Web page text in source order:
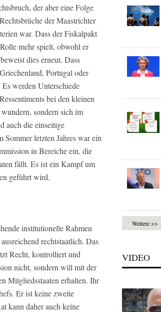
der aber eine Folge
der Maastrichter
war. Dass der Fiskalpakt
mehr spielt, obwohl er
dies erneut. Dass
Portugal oder
werden Unterschiede
bei den kleinen
sondern sich im
auch die einseitige
letzten Jahres war ein
in Bereiche ein, die
fällt. Es ist ein Kampf um
geführt wird.
institutionelle Rahmen
rechtstaatlich. Das
Recht, kontrolliert und
nicht, sondern will mit der
Mitgliedsstaaten erhalten. Ihr
Er ist keine zweite
kann daher auch keine
Weitere >>
VIDEO